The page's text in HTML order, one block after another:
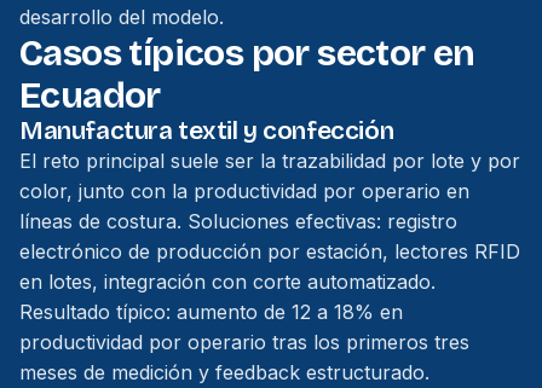
desarrollo del modelo.
Casos típicos por sector en
Ecuador
Manufactura textil y confección
El reto principal suele ser la trazabilidad por lote y por
color, junto con la productividad por operario en
líneas de costura. Soluciones efectivas: registro
electrónico de producción por estación, lectores RFID
en lotes, integración con corte automatizado.
Resultado típico: aumento de 12 a 18% en
productividad por operario tras los primeros tres
meses de medición y feedback estructurado.